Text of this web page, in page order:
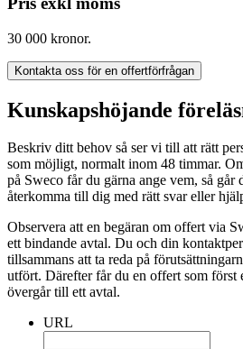
30 000 kronor.
Kontakta oss för en offertförfrågan
Kunskapshöjande
Beskriv ditt behov så ser vi till att rätt
som möjligt, normalt inom 48 timmar.
på Sweco får du gärna ange vem, så går
återkomma till dig med rätt svar eller
Observera att en begäran om offert via
ett bindande avtal. Du och din
tillsammans att ta reda på
utfört. Därefter får du en offert som först
övergår till ett avtal.
URL